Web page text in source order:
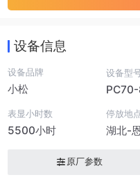
设备信息
设备品牌
小松
设备型
表显小时数
5500小时
停放地
湖北-
原厂参数